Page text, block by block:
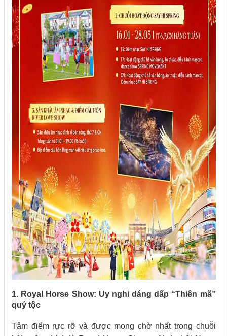
1. Royal Horse Show: Uy nghi dáng dấp “Thiên mã”
quý tộc
Tâm điểm rực rỡ và được mong chờ nhất trong chuỗi